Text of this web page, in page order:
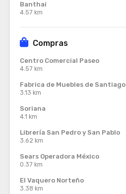
Banthai
4.57 km
Compras
Centro Comercial Paseo
4.57 km
Fabrica de Muebles de Santiago
3.13 km
Soriana
4.1 km
Librería San Pedro y San Pablo
3.62 km
Sears Operadora México
0.37 km
El Vaquero Norteño
3.38 km